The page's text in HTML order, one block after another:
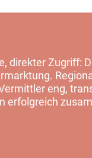
direkter Zugriff:
eng,
erfolgreich